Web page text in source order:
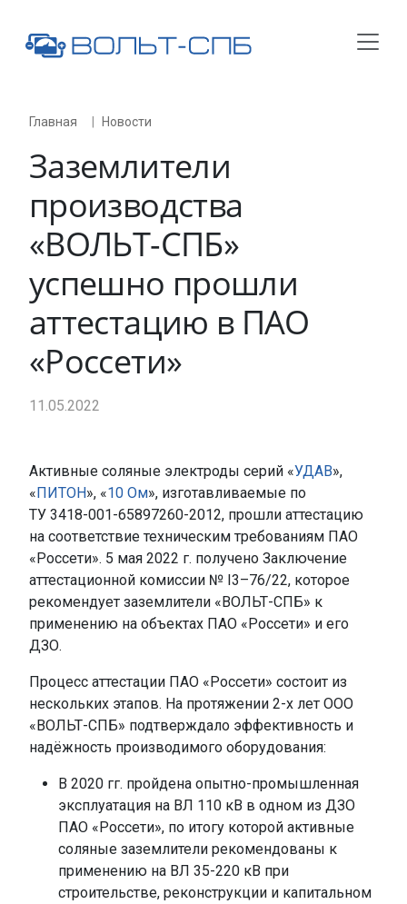
Главная Новости
Заземлители
производства
«ВОЛЬТ-СПБ»
успешно прошли
аттестацию в ПАО
«Россети»
11.05.2022
Активные соляные электроды серий «УДАВ»,
«ПИТОН», «10 Ом», изготавливаемые по
ТУ 3418-001-65897260-2012, прошли аттестацию
на соответствие техническим требованиям ПАО
«Россети». 5 мая 2022 г. получено Заключение
аттестационной комиссии № I3–76/22, которое
рекомендует заземлители «ВОЛЬТ-СПБ» к
применению на объектах ПАО «Россети» и его
ДЗО.
Процесс аттестации ПАО «Россети» состоит из
нескольких этапов. На протяжении 2-х лет ООО
«ВОЛЬТ-СПБ» подтверждало эффективность и
надёжность производимого оборудования:
В 2020 гг. пройдена опытно-промышленная
эксплуатация на ВЛ 110 кВ в одном из ДЗО
ПАО «Россети», по итогу которой активные
соляные заземлители рекомендованы к
применению на ВЛ 35-220 кВ при
строительстве, реконструкции и капитальном